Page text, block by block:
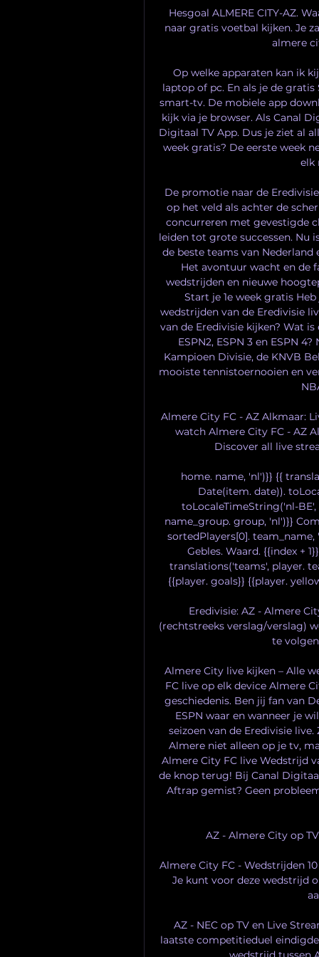
Hesgoal ALMERE CITY-AZ.
naar gratis voetbal kijken. Je
almere
Op welke apparaten kan ik
laptop of pc. En als je de
smart-tv. De mobiele app
kijk via je browser. Als Canal
Digitaal TV App. Dus je ziet al
week gratis? De eerste week
elk
De promotie naar de
op het veld als achter de
concurreren met gevestigde
leiden tot grote successen. Nu
de beste teams van
Het avontuur wacht en de
wedstrijden en nieuwe
Start je 1e week gratis
wedstrijden van de Eredivisie
van de Eredivisie kijken? Wat
ESPN2, ESPN 3 en ESPN
Kampioen Divisie, de KNVB
mooiste tennistoernooien en
Almere City FC - AZ Alkmaar:
watch Almere City FC - AZ
Discover all live
home. name, 'nl')}} {{
Date(item. date)).
toLocaleTimeString('nl-
name_group. group, 'nl')}}
sortedPlayers[0]. team_name,
Gebles. Waard. {{index +
translations('teams', player.
{{player. goals}} {{player.
Eredivisie: AZ - Almere
(rechtstreeks verslag/verslag)
te volgen
Almere City live kijken – Alle
FC live op elk device Almere
geschiedenis. Ben jij fan van
ESPN waar en wanneer je
seizoen van de Eredivisie
Almere niet alleen op je tv,
Almere City FC live Wedstrijd
de knop terug! Bij Canal
Aftrap gemist? Geen
AZ - Almere City op
Almere City FC - Wedstrijden
Je kunt voor deze wedstrijd
AZ - NEC op TV en Live
laatste competitieduel